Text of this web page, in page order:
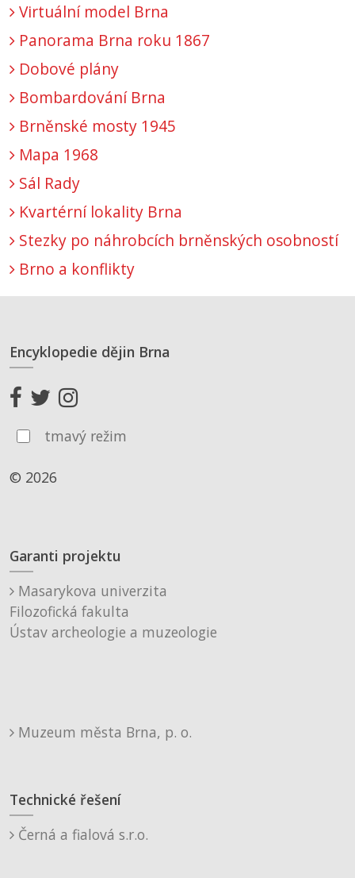
Virtuální model Brna
Panorama Brna roku 1867
Dobové plány
Bombardování Brna
Brněnské mosty 1945
Mapa 1968
Sál Rady
Kvartérní lokality Brna
Stezky po náhrobcích brněnských osobností
Brno a konflikty
Encyklopedie dějin Brna
tmavý režim
© 2026
Garanti projektu
Masarykova univerzita
Filozofická fakulta
Ústav archeologie a muzeologie
Muzeum města Brna, p. o.
Technické řešení
Černá a fialová s.r.o.